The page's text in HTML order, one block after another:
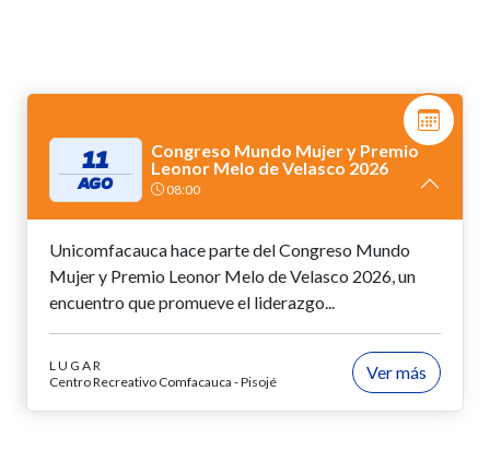
11
AGO
Congreso Mundo Mujer y Premio
Leonor Melo de Velasco 2026
08:00
Unicomfacauca hace parte del Congreso Mundo
Mujer y Premio Leonor Melo de Velasco 2026, un
encuentro que promueve el liderazgo...
LUGAR
Centro Recreativo Comfacauca - Pisojé
Ver más